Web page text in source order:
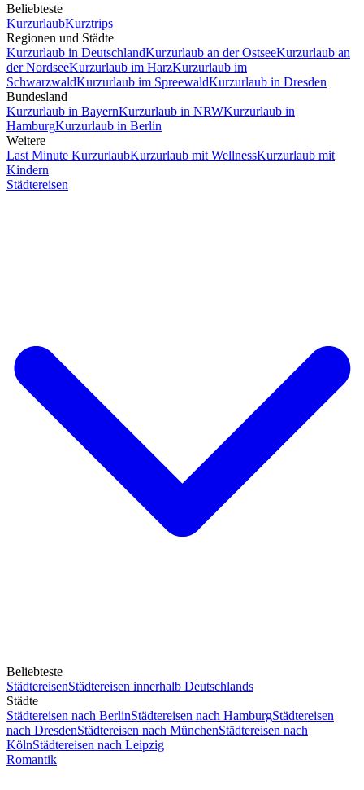
Beliebteste
KurzurlaubKurztrips
Regionen und Städte
Kurzurlaub in DeutschlandKurzurlaub an der OstseeKurzurlaub an
der NordseeKurzurlaub im HarzKurzurlaub im
SchwarzwaldKurzurlaub im SpreewaldKurzurlaub in Dresden
Bundesland
Kurzurlaub in BayernKurzurlaub in NRWKurzurlaub in
HamburgKurzurlaub in Berlin
Weitere
Last Minute KurzurlaubKurzurlaub mit WellnessKurzurlaub mit
Kindern
Städtereisen
Beliebteste
StädtereisenStädtereisen innerhalb Deutschlands
Städte
Städtereisen nach BerlinStädtereisen nach HamburgStädtereisen
nach DresdenStädtereisen nach MünchenStädtereisen nach
KölnStädtereisen nach Leipzig
Romantik